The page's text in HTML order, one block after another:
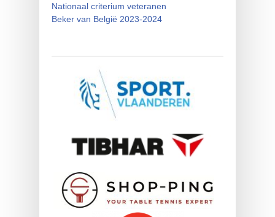
Nationaal criterium veteranen
Beker van België 2023-2024